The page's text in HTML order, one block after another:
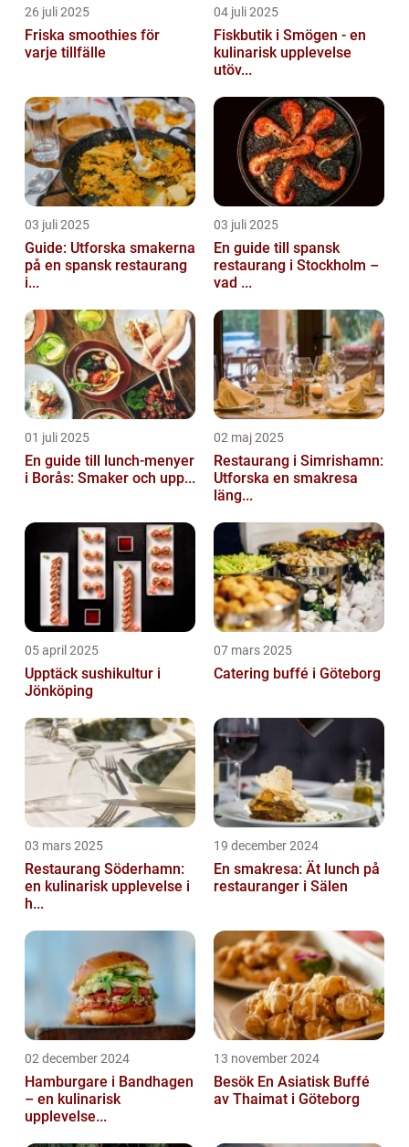
26 juli 2025
Friska smoothies för
varje tillfälle
04 juli 2025
Fiskbutik i Smögen - en
kulinarisk upplevelse
utöv...
03 juli 2025
Guide: Utforska smakerna
på en spansk restaurang
i...
03 juli 2025
En guide till spansk
restaurang i Stockholm –
vad ...
01 juli 2025
En guide till lunch-menyer
i Borås: Smaker och upp...
02 maj 2025
Restaurang i Simrishamn:
Utforska en smakresa
läng...
05 april 2025
Upptäck sushikultur i
Jönköping
07 mars 2025
Catering buffé i Göteborg
03 mars 2025
Restaurang Söderhamn:
en kulinarisk upplevelse i
h...
19 december 2024
En smakresa: Ät lunch på
restauranger i Sälen
02 december 2024
Hamburgare i Bandhagen
– en kulinarisk
upplevelse...
13 november 2024
Besök En Asiatisk Buffé
av Thaimat i Göteborg